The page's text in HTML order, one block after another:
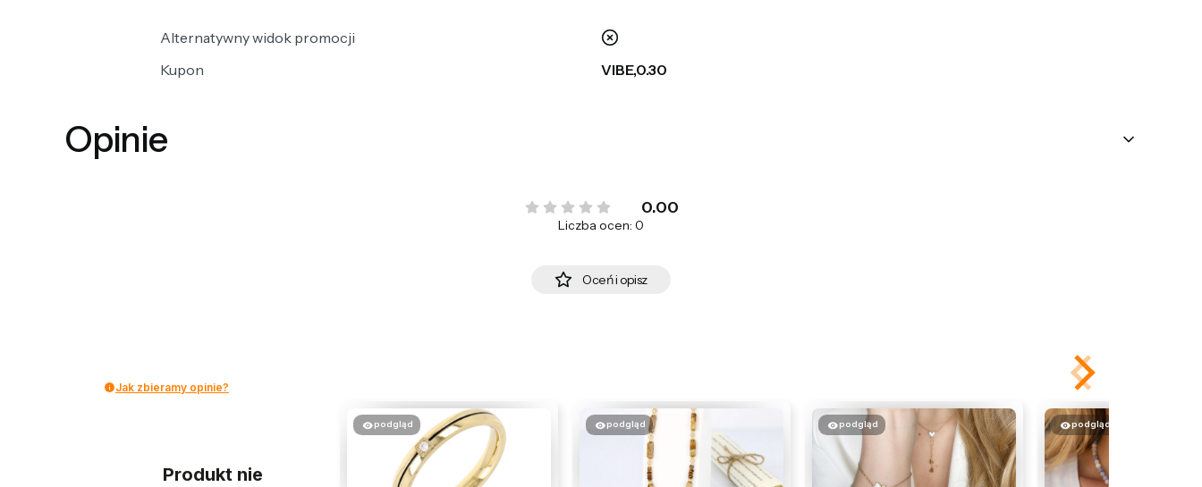
Alternatywny widok promocji
nie
Kupon
VIBE,0.30
Opinie
0.00
Liczba ocen: 0
Oceń i opisz
Jak zbieramy opinie?
Produkt nie
podgląd podgląd podgląd podgląd